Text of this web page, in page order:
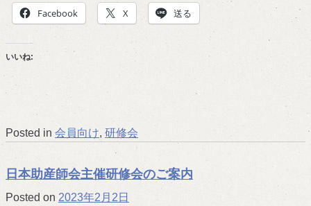
Facebook X 送る
いいね:
Posted in 会員向け, 研修会
日本助産師会主催研修会のご案内
Posted on 2023年2月2日